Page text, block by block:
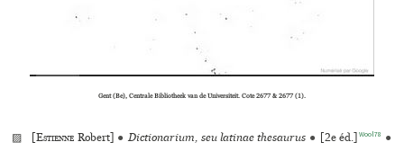
Gent (Be), Centrale Bibliotheek van de Universiteit. Cote 2677 & 2677 (1).
▨ [Estienne Robert] ● Dictionarium, seu latinae thesaurus ● [2e éd.] Wool78 ●